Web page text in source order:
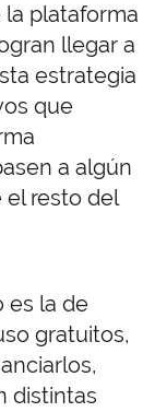
plataforma
llegar a
estrategia
que
a algún
el resto del
es la de
gratuitos,
distintas